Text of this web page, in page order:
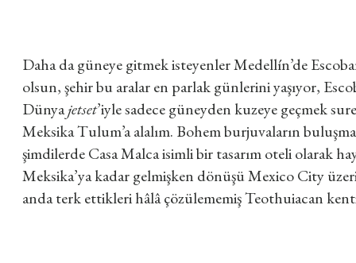
Daha da güneye gitmek isteyenler Medellín’de
olsun, şehir bu aralar en parlak günlerini yaşıyor,
Dünyajetset’iyle sadece güneyden kuzeye geçmek
Meksika Tulum’a alalım. Bohem burjuvaların
şimdilerde Casa Malca isimli bir tasarım oteli olarak
Meksika’ya kadar gelmişken dönüşü Mexico City
anda terk ettikleri hâlâ çözülememiş Teothuiacan